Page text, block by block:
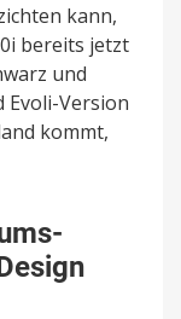
kann,
bereits jetzt
und
Evoli-Version
kommt,